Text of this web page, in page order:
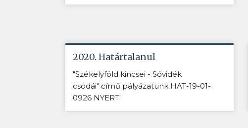
2020. Határtalanul
"Székelyföld kincsei - Sóvidék
csodái" című pályázatunk HAT-19-01-
0926 NYERT!